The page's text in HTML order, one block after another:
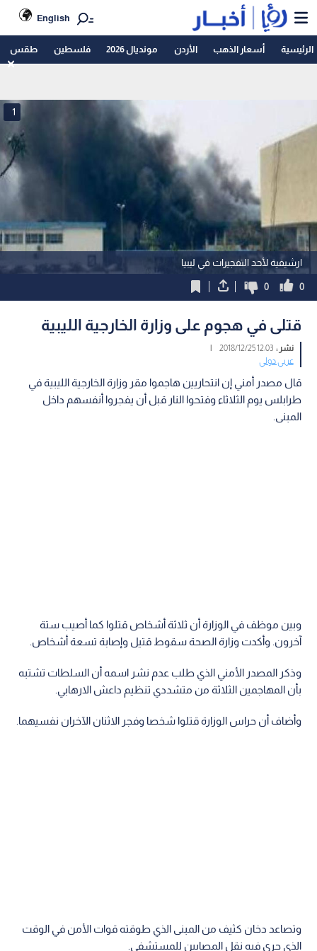
English
الرئيسية أسعار الذهب الأردن مونديال 2026 فلسطين طقس
ارشيفية لأحد التفجيرات في ليبيا
1
0
0
قتلى في هجوم على وزارة الخارجية الليبية
نشر :12:03 2018/12/25
|
عربي دولي
قال مصدر أمني إن انتحاريين هاجموا مقر وزارة الخارجية الليبية في
طرابلس يوم الثلاثاء وفتحوا النار قبل أن يفجروا أنفسهم داخل
المبنى.
وبين موظف في الوزارة أن ثلاثة أشخاص قتلوا كما أصيب ستة
آخرون. وأكدت وزارة الصحة سقوط قتيل وإصابة تسعة أشخاص.
وذكر المصدر الأمني الذي طلب عدم نشر اسمه أن السلطات تشتبه
بأن المهاجمين الثلاثة من متشددي تنظيم داعش الارهابي.
وأضاف أن حراس الوزارة قتلوا شخصا وفجر الاثنان الآخران نفسيهما.
وتصاعد دخان كثيف من المبنى الذي طوقته قوات الأمن في الوقت
الذي جرى فيه نقل المصابين للمستشفى.